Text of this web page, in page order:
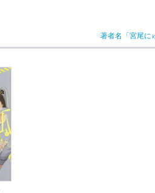
著者名「宮尾に